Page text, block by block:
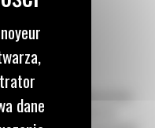
do 15% większej ilości
Najlepszy wybór do
dane